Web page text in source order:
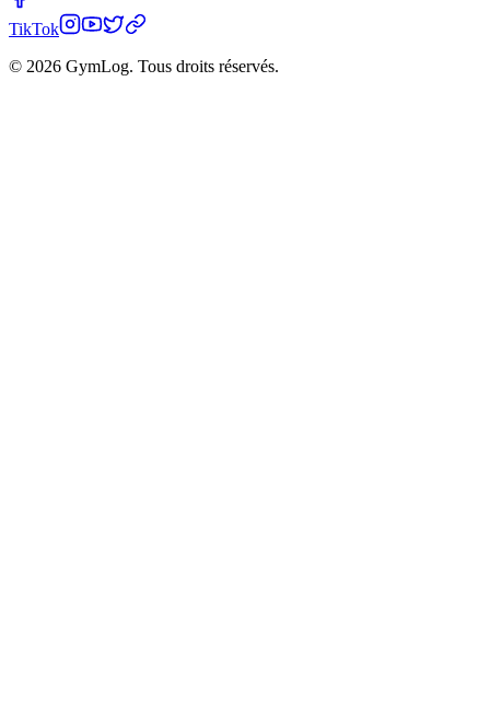
TikTok
© 2026 GymLog. Tous droits réservés.